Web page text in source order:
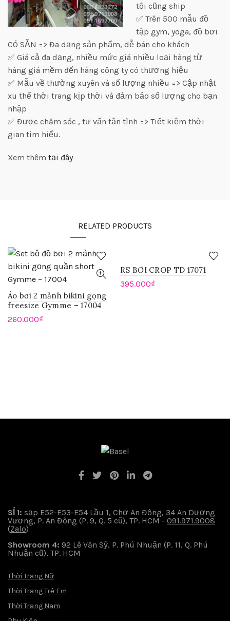
tôi cũng ship
✅ Trên 500 mẫu đồ
tập gym, yoga, đồ bơi
CÓ SẴN => Đa dạng sản phẩm, dễ bán cho khách
✅ Giá cả đa dạng, nhiều mức giá nhiều loại hàng từ
hàng giá mềm đến hàng công ty có thương hiệu
✅ Mẫu về thường xuyên và số lượng nhiều => Cập nhật
xu thế thời trang kịp thời và đảm bảo số lượng cho bạn
nhập
✅ Được chăm sóc , tư vấn tận tình => Tiết kiệm thời
gian tìm hiểu.
Xem thêm tại đây
RELATED PRODUCTS
Áo bơi 2 mảnh bikini gọng
freesize Gymme – 17004
260.000₫
RS BƠI CROP TD 17071
395.000₫
SỈ 1: sạp E52-E53-E54 Lầu 1, Chợ An Đông, 34 An Dương
Vương, P. An Đông (P. 9, Q. 5 cũ), TP. HCM - 091.971.9008
(Zalo)
Showroom 4: 92 Lê Văn Sỹ, P. Phú Nhuận (P. 11, Q. Phú
Nhuận cũ), TP. HCM
Thời Trang Nữ
Thời Trang Trẻ Em
Thời Trang Nam